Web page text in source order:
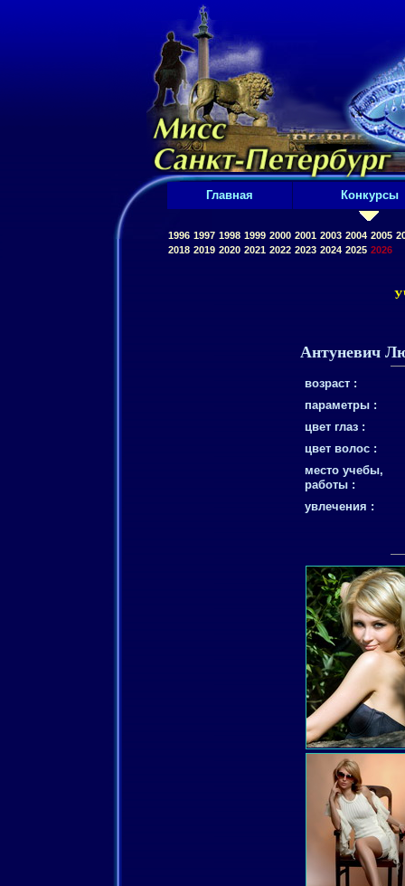
Главная Конкурсы
1996 1997 1998 1999 2000 2001 2003 2004 2005
2018 2019 2020 2021 2022 2023 2024 2025 2026
Антуневич
возраст :
параметры :
цвет глаз :
цвет волос :
место учебы,
работы :
увлечения :